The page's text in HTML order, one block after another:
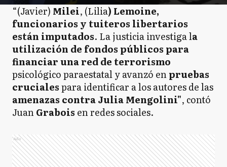
“(Javier) Milei, (Lilia) Lemoine,
funcionarios y tuiteros libertarios
están imputados. La justicia investiga la
utilización de fondos públicos para
financiar una red de terrorismo
psicológico paraestatal y avanzó enpruebas
crucialespara identificar a los autores de las
amenazas contra Julia Mengolini", contó
JuanGrabois en redes sociales.
Ads